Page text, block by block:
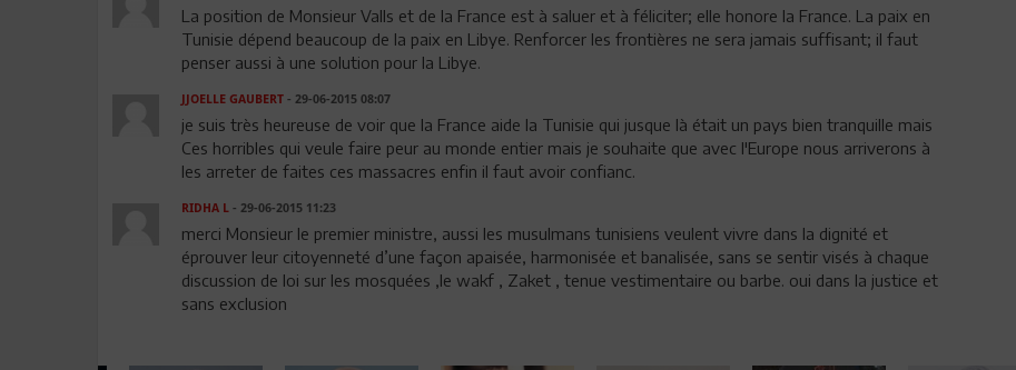
La position de Monsieur Valls et de la France est à saluer et à féliciter; elle honore la France. La paix en
Tunisie dépend beaucoup de la paix en Libye. Renforcer les frontières ne sera jamais suffisant; il faut
penser aussi à une solution pour la Libye.
JJOELLE GAUBERT- 29-06-2015 08:07
je suis très heureuse de voir que la France aide la Tunisie qui jusque là était un pays bien tranquille mais
Ces horribles qui veule faire peur au monde entier mais je souhaite que avec l'Europe nous arriverons à
les arreter de faites ces massacres enfin il faut avoir confianc.
RIDHA L- 29-06-2015 11:23
merci Monsieur le premier ministre, aussi les musulmans tunisiens veulent vivre dans la dignité et
éprouver leur citoyenneté d’une façon apaisée, harmonisée et banalisée, sans se sentir visés à chaque
discussion de loi sur les mosquées ,le wakf , Zaket , tenue vestimentaire ou barbe. oui dans la justice et
sans exclusion